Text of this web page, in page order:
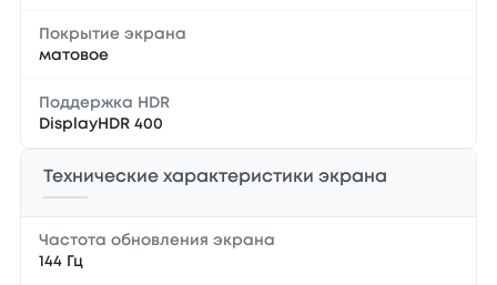
Покрытие экрана
матовое
Поддержка HDR
DisplayHDR 400
Технические характеристики экрана
Частота обновления экрана
144 Гц